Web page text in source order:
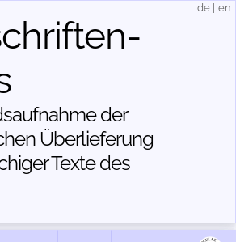
der
Über­lieferung
Texte des
de en